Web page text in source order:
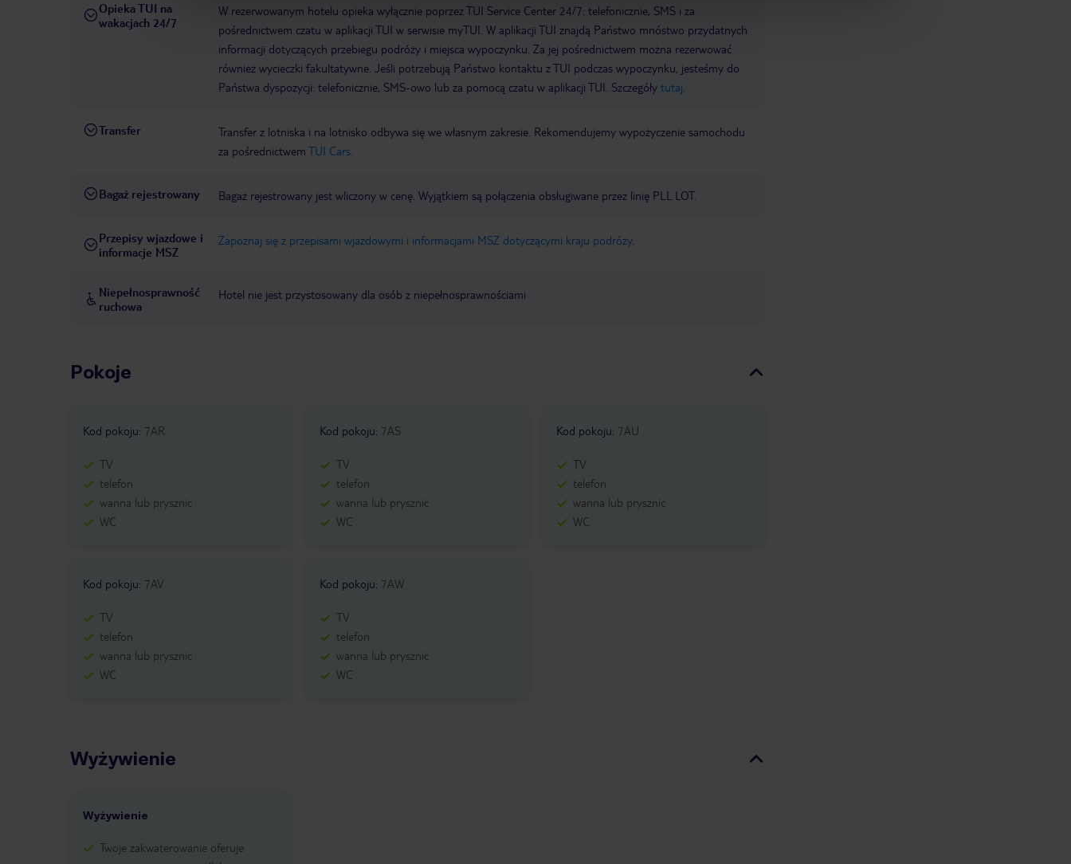
Opieka TUI na
wakacjach 24/7
W rezerwowanym hotelu opieka wyłącznie poprzez TUI Service Center 24/7: telefonicznie, SMS i za
pośrednictwem czatu w aplikacji TUI w serwisie myTUI. W aplikacji TUI znajdą Państwo mnóstwo przydatnych
informacji dotyczących przebiegu podróży i miejsca wypoczynku. Za jej pośrednictwem można rezerwować
również wycieczki fakultatywne. Jeśli potrzebują Państwo kontaktu z TUI podczas wypoczynku, jesteśmy do
Państwa dyspozycji: telefonicznie, SMS-owo lub za pomocą czatu w aplikacji TUI. Szczegóły tutaj
Transfer
Transfer z lotniska i na lotnisko odbywa się we własnym zakresie. Rekomendujemy wypożyczenie samochodu
za pośrednictwem TUI Cars.
Bagaż rejestrowany Bagaż rejestrowany jest wliczony w cenę. Wyjątkiem są połączenia obsługiwane przez linię PLL LOT.
Przepisy wjazdowe i
informacje MSZ
Zapoznaj się z przepisami wjazdowymi i informacjami MSZ dotyczącymi kraju podróży.
Niepełnosprawność
ruchowa
Hotel nie jest przystosowany dla osób z niepełnosprawnościami
Pokoje
Kod pokoju: 7AR
TV
telefon
wanna lub prysznic
WC
Kod pokoju: 7AS
TV
telefon
wanna lub prysznic
WC
Kod pokoju: 7AU
TV
telefon
wanna lub prysznic
WC
Kod pokoju: 7AV
TV
telefon
wanna lub prysznic
WC
Kod pokoju: 7AW
TV
telefon
wanna lub prysznic
WC
Wyżywienie
Wyżywienie
Twoje zakwaterowanie oferuje